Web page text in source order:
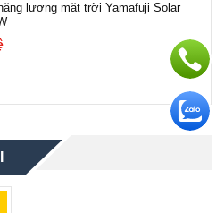
lượng mặt trời Yamafuji Solar